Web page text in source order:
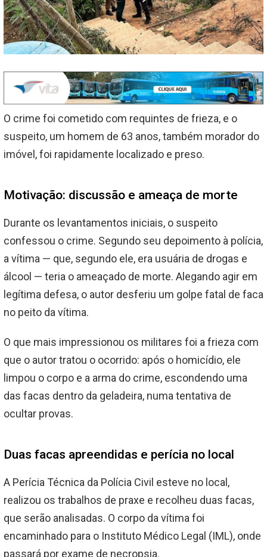
O crime foi cometido com requintes de frieza, e o
suspeito, um homem de 63 anos, também morador do
imóvel, foi rapidamente localizado e preso.
Motivação: discussão e ameaça de morte
Durante os levantamentos iniciais, o suspeito
confessou o crime. Segundo seu depoimento à polícia,
a vítima — que, segundo ele, era usuária de drogas e
álcool — teria o ameaçado de morte. Alegando agir em
legítima defesa, o autor desferiu um golpe fatal de faca
no peito da vítima.
O que mais impressionou os militares foi a frieza com
que o autor tratou o ocorrido: após o homicídio, ele
limpou o corpo e a arma do crime, escondendo uma
das facas dentro da geladeira, numa tentativa de
ocultar provas.
Duas facas apreendidas e perícia no local
A Perícia Técnica da Polícia Civil esteve no local,
realizou os trabalhos de praxe e recolheu duas facas,
que serão analisadas. O corpo da vítima foi
encaminhado para o Instituto Médico Legal (IML), onde
passará por exame de necropsia.